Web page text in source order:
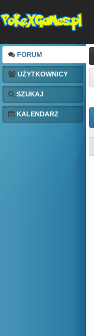
FORUM
UŻYTKOWNICY
SZUKAJ
KALENDARZ